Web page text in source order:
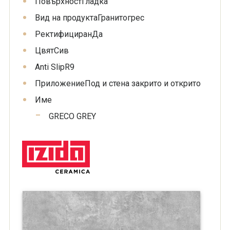
Вид на продуктаГранитогрес
РектифициранДа
ЦвятСив
Anti Slip R9
ПриложениеПод и стена закрито и открито
Име
GRECO GREY